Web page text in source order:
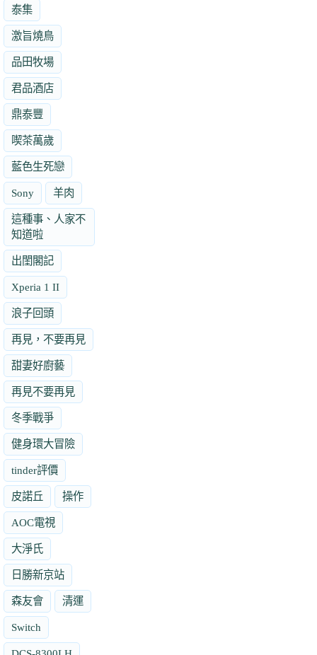
泰集
激旨燒鳥
品田牧場
君品酒店
鼎泰豐
喫茶萬歲
藍色生死戀
Sony 羊肉
這種事、人家不
知道啦
出閨閣記
Xperia 1 II
浪子回頭
再見，不要再見
甜妻好廚藝
再見不要再見
冬季戰爭
健身環大冒險
tinder評價
皮諾丘 操作
AOC電視
大淨氏
日勝新京站
森友會 清運
Switch